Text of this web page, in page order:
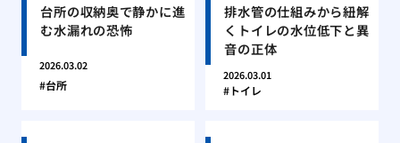
台所の収納奥で静かに進
む水漏れの恐怖
2026.03.02
台所
排水管の仕組みから紐解
くトイレの水位低下と異
音の正体
2026.03.01
トイレ